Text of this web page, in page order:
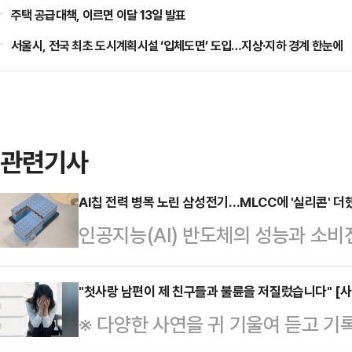
주택 공급대책, 이르면 이달 13일 발표
서울시, 전국 최초 도시계획시설 ‘입체도면’ 도입…지상·지하 경계 한눈에
관련기사
AI칩 전력 병목 노린 삼성전기…MLCC에 '실리콘' 더
인공지능(AI) 반도체의 성능과 소
층세라믹캐패시터(MLCC)에 실리
폴리오를 넓히고 있다. GPU와 고
전력 변동과 노이즈를 잡는 부품
"첫사랑 남편이 제 친구들과 불륜을 저질렀습니다" [
※ 다양한 사연을 귀 기울여 듣고 기